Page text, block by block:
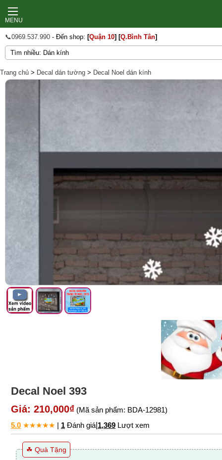
MENU
📞0969.537.990 - Đến shop: [Quận 10] [Q.Bình Tân]
Trang chủ > Decal dán tường > Decal Noel dán kính
Decal Noel 393
Giá: 210,000₫ (Mã sản phẩm: BDA-12981)
5.0 ★★★★★ | 1 Đánh giá 1,369 Lượt xem
☘ Quà Tặng